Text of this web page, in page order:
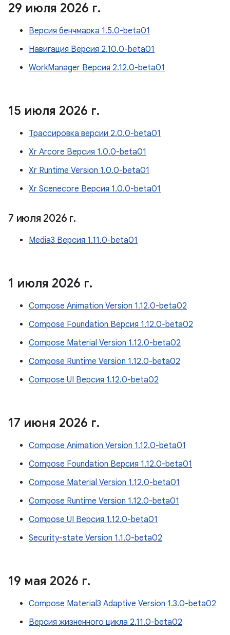
29 июля 2026 г.
Версия бенчмарка 1.5.0-beta01
Навигация Версия 2.10.0-beta01
WorkManager Версия 2.12.0-beta01
15 июля 2026 г.
Трассировка версии 2.0.0-beta01
Xr Arcore Версия 1.0.0-beta01
Xr Runtime Version 1.0.0-beta01
Xr Scenecore Версия 1.0.0-beta01
7 июля 2026 г.
Media3 Версия 1.11.0-beta01
1 июля 2026 г.
Compose Animation Version 1.12.0-beta02
Compose Foundation Версия 1.12.0-beta02
Compose Material Version 1.12.0-beta02
Compose Runtime Version 1.12.0-beta02
Compose UI Версия 1.12.0-beta02
17 июня 2026 г.
Compose Animation Version 1.12.0-beta01
Compose Foundation Версия 1.12.0-beta01
Compose Material Version 1.12.0-beta01
Compose Runtime Version 1.12.0-beta01
Compose UI Версия 1.12.0-beta01
Security-state Version 1.1.0-beta02
19 мая 2026 г.
Compose Material3 Adaptive Version 1.3.0-beta02
Версия жизненного цикла 2.11.0-beta02